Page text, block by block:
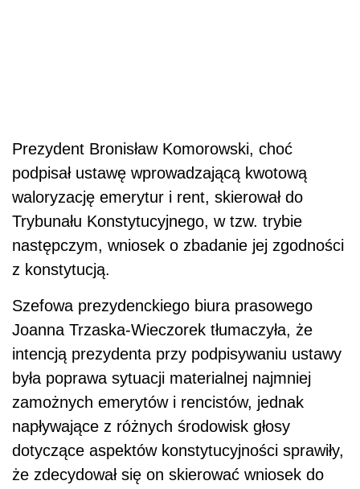
Prezydent Bronisław Komorowski, choć
podpisał ustawę wprowadzającą kwotową
waloryzację emerytur i rent, skierował do
Trybunału Konstytucyjnego, w tzw. trybie
następczym, wniosek o zbadanie jej zgodności
z konstytucją.
Szefowa prezydenckiego biura prasowego
Joanna Trzaska-Wieczorek tłumaczyła, że
intencją prezydenta przy podpisywaniu ustawy
była poprawa sytuacji materialnej najmniej
zamożnych emerytów i rencistów, jednak
napływające z różnych środowisk głosy
dotyczące aspektów konstytucyjności sprawiły,
że zdecydował się on skierować wniosek do